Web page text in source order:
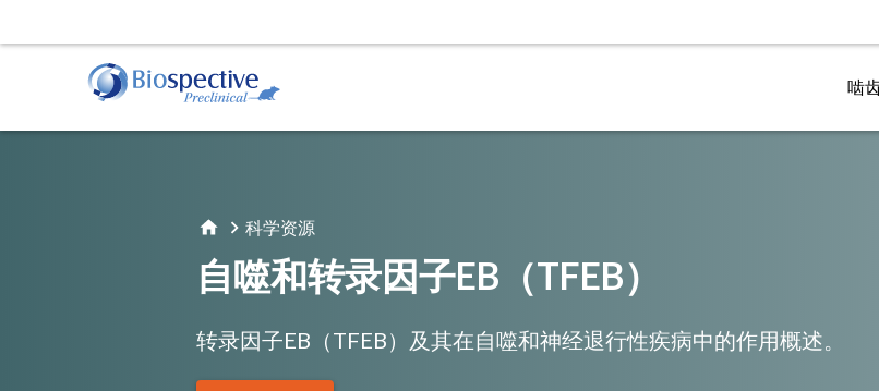
啮
α-Synuclein Preformed Fibril (PFF) 模型
AAV A53T α-Synuclein小鼠模型
立体定向手术
体液和组织采集
科学资源
自噬和转录因子EB（TFEB）
转录因子EB（TFEB）及其在自噬和神经退行性疾病中的作用概述。